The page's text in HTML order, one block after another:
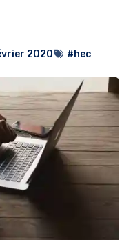
2020 #hec